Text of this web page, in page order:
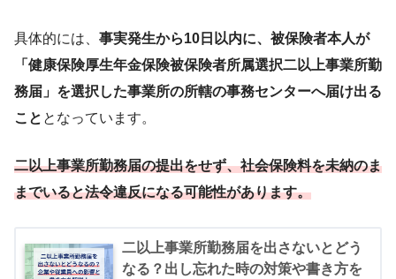
具体的には、 事実発生から10日以内に、被保険者本人が
「健康保険厚生年金保険被保険者所属選択二以上事業所勤
務届」を選択した事業所の所轄の事務センターへ届け出る
こと となっています。
二以上事業所勤務届の提出をせず、社会保険料を未納のま
までいると法令違反になる可能性があります。
二以上事業所勤務届を出さないとどう
なる？出し忘れた時の対策や書き方を